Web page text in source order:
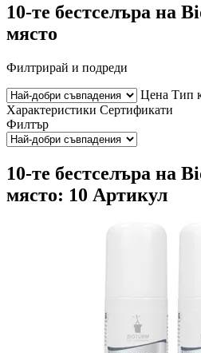
10-те бестселъра на
място
Филтрирай и подреди
Цена Тип
Характеристики Сертификати
Филтър
10-те бестселъра на
място: 10 Артикул